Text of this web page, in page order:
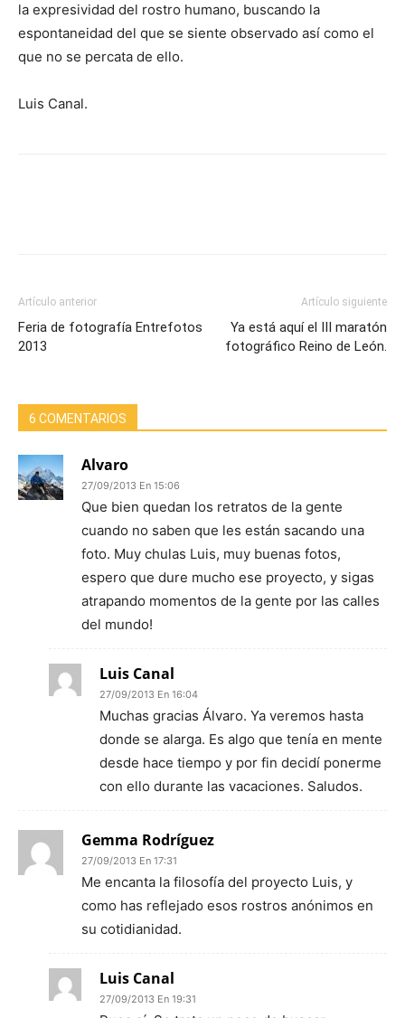
la expresividad del rostro humano, buscando la
espontaneidad del que se siente observado así como el
que no se percata de ello.
Luis Canal.
Artículo anterior
Feria de fotografía Entrefotos
2013
Artículo siguiente
Ya está aquí el III maratón
fotográfico Reino de León.
6 COMENTARIOS
Alvaro
27/09/2013 En 15:06
Que bien quedan los retratos de la gente
cuando no saben que les están sacando una
foto. Muy chulas Luis, muy buenas fotos,
espero que dure mucho ese proyecto, y sigas
atrapando momentos de la gente por las calles
del mundo!
Luis Canal
27/09/2013 En 16:04
Muchas gracias Álvaro. Ya veremos hasta
donde se alarga. Es algo que tenía en mente
desde hace tiempo y por fin decidí ponerme
con ello durante las vacaciones. Saludos.
Gemma Rodríguez
27/09/2013 En 17:31
Me encanta la filosofía del proyecto Luis, y
como has reflejado esos rostros anónimos en
su cotidianidad.
Luis Canal
27/09/2013 En 19:31